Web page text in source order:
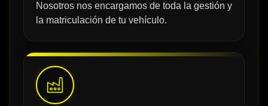
Nosotros nos encargamos de toda la gestión y
la matriculación de tu vehículo.